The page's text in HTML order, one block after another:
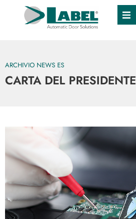
ARCHIVIO NEWS ES
CARTA DEL PRESIDENTE